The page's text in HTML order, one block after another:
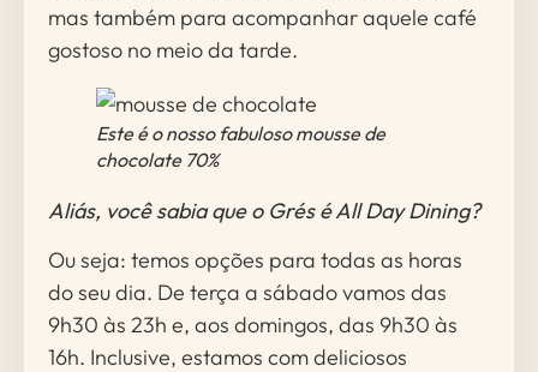
mas também para acompanhar aquele café
gostoso no meio da tarde.
Este é o nosso fabuloso mousse de
chocolate 70%
Aliás, você sabia que o Grés é All Day Dining?
Ou seja: temos opções para todas as horas
do seu dia. De terça a sábado vamos das
9h30 às 23h e, aos domingos, das 9h30 às
16h. Inclusive, estamos com deliciosos